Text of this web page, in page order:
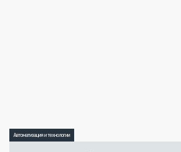
Автоматизация и технологии